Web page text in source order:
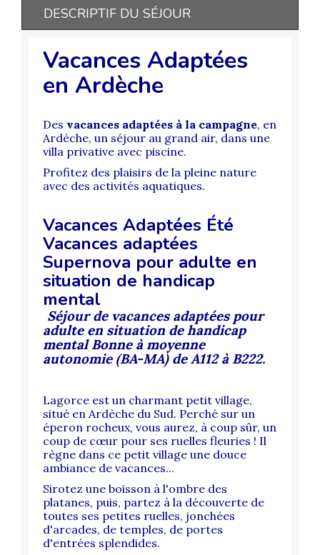
DESCRIPTIF DU SÉJOUR
Vacances Adaptées
en Ardèche
Des vacances adaptées à la campagne, en
Ardèche, un séjour au grand air, dans une
villa privative avec piscine.
Profitez des plaisirs de la pleine nature
avec des activités aquatiques.
Vacances Adaptées Été
Vacances adaptées
Supernova pour adulte en
situation de handicap
mental
Séjour de vacances adaptées pour
adulte en situation de handicap
mental Bonne à moyenne
autonomie (BA-MA) de A112 à B222.
Lagorce est un charmant petit village,
situé en Ardèche du Sud. Perché sur un
éperon rocheux, vous aurez, à coup sûr, un
coup de cœur pour ses ruelles fleuries ! Il
règne dans ce petit village une douce
ambiance de vacances...
Sirotez une boisson à l'ombre des
platanes, puis, partez à la découverte de
toutes ses petites ruelles, jonchées
d'arcades, de temples, de portes
d'entrées splendides.